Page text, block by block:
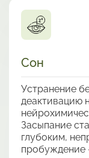
Сон
Устранение
деактивацию
Засыпание
глубоким,
пробуждение